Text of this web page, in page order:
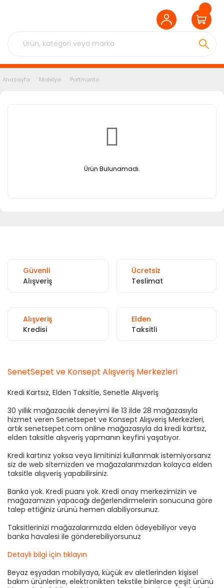
Anasayfa Mobilya Portmanto
Ürün Bulunamadı.
Güvenli
Alışveriş
Ücretsiz
Teslimat
Alışveriş
Kredisi
Elden
Taksitli
SenetSepet ve Konsept Alışveriş Merkezleri
Kredi Kartsız, Elden Taksitle, Senetle Alışveriş
30 yıllık mağazacılık deneyimi ile 13 ilde 28 mağazasıyla
hizmet veren Senetsepet ve Konsept Alışveriş Merkezleri,
artık senetsepet.com online mağazasıyla da kredi kartsız,
elden taksitle alışveriş yapmanın keyfini yaşatıyor.
Kredi kartınız yoksa veya limitinizi kullanmak istemiyorsanız
siz de web sitemizden ve mağazalarımızdan kolayca elden
taksitle alışveriş yapabilirsiniz.
Banka yok. Kredi puanı yok. Kredi onay merkezimizin ve
mağazamızın yapacağı değerlendirmelerin sonucuna göre
talep ettiğiniz ürünü hemen alabiliyorsunuz.
Taksitlerinizi mağazalarımızda elden ödeyebiliyor veya
banka havalesi ile gönderebiliyorsunuz
Detaylı bilgi için tıklayın
Beyaz eşyadan mobilyaya, küçük ev aletlerinden kişisel
bakım ürünlerine, elektronikten tekstile binlerce çeşit ürünü